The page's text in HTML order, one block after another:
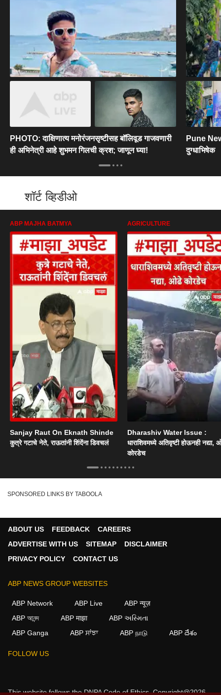
PHOTO: दाक्षिणात्य मनोरंजनसृष्टीसह बॉलिवूड गाजवणारी
ही अभिनेत्री आहे शुभमन गिलची क्रश; जाणून घ्या!
Pune
दुग्धाभिषेक
शॉर्ट व्हिडीओ
ABP MAJHA BATMYA
Sanjay Raut On Eknath Shinde
कुत्रे गटाचे नेते, राऊतांनी शिंदेंना डिवचलं
AGRICULTURE
Dharashiv Water Issue :
धाराशिवमध्ये अतिवृष्टी होऊनही नद्या,
कोरडेच
SPONSORED LINKS BY TABOOLA
ABOUT US FEEDBACK
CAREERS
ADVERTISE WITH US
SITEMAP
DISCLAIMER
PRIVACY POLICY
CONTACT US
ABP NEWS GROUP WEBSITES
ABP Network ABP Live
ABP न्यूज़
ABP আনন্দ
ABP माझा
ABP અસ્મિતા
ABP Ganga
ABP ਸਾਂਝਾ ABP நாடு ABP దేశం
FOLLOW US
This website follows theDNPA Code of Ethics.Copyright@2026.
We use cookies to improve your experience, analyze